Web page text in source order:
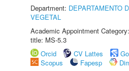
Department: DEPARTAMENTO
VEGETAL
Academic Appointment
title: MS-5.3
Orcid
CV Lattes
Scopus
Fapesp